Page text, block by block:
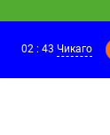
02 : 43 Чикаго